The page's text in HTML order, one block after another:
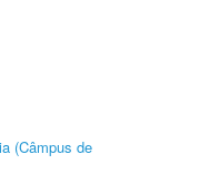
(Câmpus de